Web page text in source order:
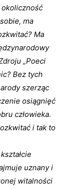
okoliczność
ma
Ma
„Poeci
Bez tych
szerząc
osiągnięć
człowieka.
i tak to
uznany i
witalności